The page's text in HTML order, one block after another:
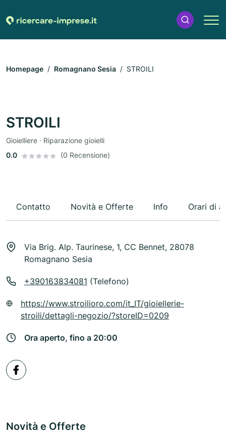
Homepage Romagnano Sesia STROILI
STROILI
Gioielliere · Riparazione gioielli
0.0
(0 Recensione)
Contatto Novità e Offerte Info Orari di
Via Brig. Alp. Taurinese, 1, CC Bennet, 28078
Romagnano Sesia
+390163834081 (Telefono)
https://www.stroilioro.com/it_IT/gioiellerie-
stroili/dettagli-negozio/?storeID=0209
Ora aperto, fino a 20:00
Novità e Offerte